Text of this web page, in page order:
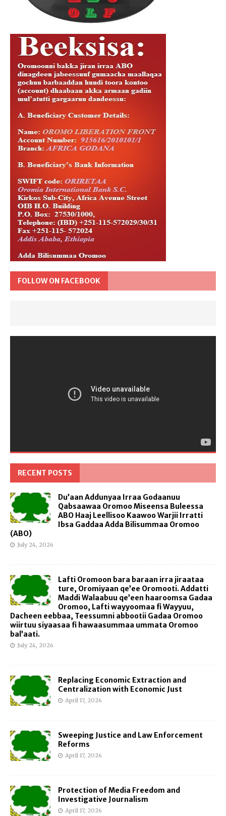
FOLLOW ON FACEBOOK
RECENT POSTS
Du’aan Addunyaa Irraa Godaanuu
Qabsaawaa Oromoo Miseensa Buleessa
ABO Haaj Leellisoo Kaawoo Warjii Irratti
Ibsa Gaddaa Adda Bilisummaa Oromoo
(ABO)
July 24, 2026
Lafti Oromoon bara baraan irra jiraataa
ture, Oromiyaan qe’ee Oromooti. Addatti
Maddi Walaabuu qe’een haaroomsa Gadaa
Oromoo, Lafti wayyoomaa fi Wayyuu,
Dacheen eebbaa, Teessumni abbootii Gadaa Oromoo
wiirtuu siyaasaa fi hawaasummaa ummata Oromoo
bal’aati.
July 24, 2026
Replacing Economic Extraction and
Centralization with Economic Just
April 17, 2026
Sweeping Justice and Law Enforcement
Reforms
April 17, 2026
Protection of Media Freedom and
Investigative Journalism
April 17, 2026